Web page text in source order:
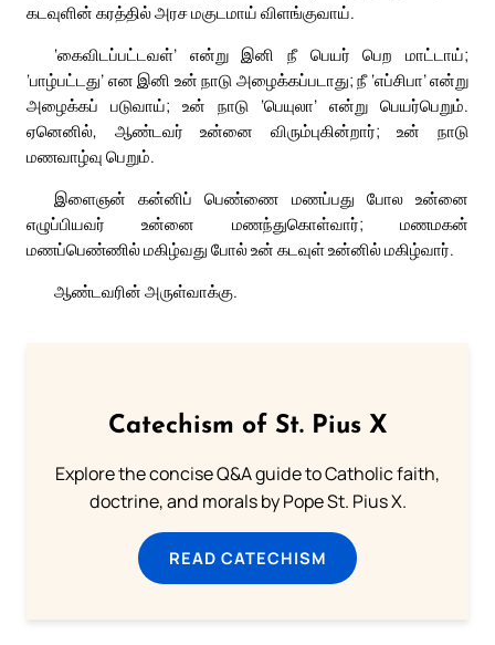
கடவுளின் கரத்தில் அரச மகுடமாய் விளங்குவாய்.
‘கைவிடப்பட்டவள்’ என்று இனி நீ பெயர் பெற மாட்டாய்;
‘பாழ்பட்டது’ என இனி உன் நாடு அழைக்கப்படாது; நீ ‘எப்சிபா’ என்று
அழைக்கப் படுவாய்; உன் நாடு ‘பெயுலா’ என்று பெயர்பெறும்.
ஏனெனில், ஆண்டவர் உன்னை விரும்புகின்றார்; உன் நாடு
மணவாழ்வு பெறும்.
இளைஞன் கன்னிப் பெண்ணை மணப்பது போல உன்னை
எழுப்பியவர் உன்னை மணந்துகொள்வார்; மணமகன்
மணப்பெண்ணில் மகிழ்வது போல் உன் கடவுள் உன்னில் மகிழ்வார்.
ஆண்டவரின் அருள்வாக்கு.
Catechism of St. Pius X
Explore the concise Q&A guide to Catholic faith,
doctrine, and morals by Pope St. Pius X.
READ CATECHISM